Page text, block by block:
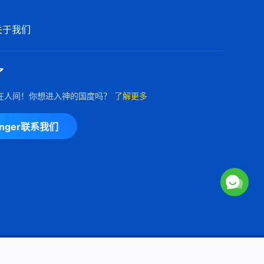
于我们
间！你想进入神的国度吗？ 了解更多
联系我们